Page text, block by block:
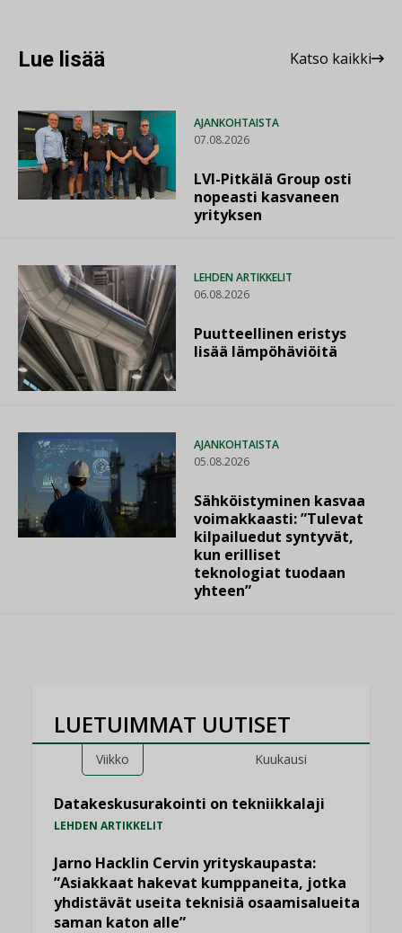
Lue lisää Katso kaikki
AJANKOHTAISTA
07.08.2026
LVI-Pitkälä Group osti
nopeasti kasvaneen
yrityksen
LEHDEN ARTIKKELIT
06.08.2026
Puutteellinen eristys
lisää lämpöhäviöitä
AJANKOHTAISTA
05.08.2026
Sähköistyminen kasvaa
voimakkaasti: ”Tulevat
kilpailuedut syntyvät,
kun erilliset
teknologiat tuodaan
yhteen”
LUETUIMMAT UUTISET
Viikko Kuukausi
Datakeskusurakointi on tekniikkalaji
LEHDEN ARTIKKELIT
Jarno Hacklin Cervin yrityskaupasta:
”Asiakkaat hakevat kumppaneita, jotka
yhdistävät useita teknisiä osaamisalueita
saman katon alle”